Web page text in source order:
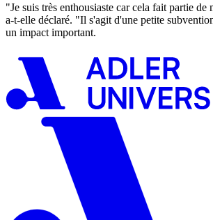
"Je suis très enthousiaste car cela fait partie de
a-t-elle déclaré. "Il s'agit d'une petite
un impact important.